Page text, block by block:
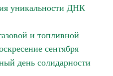
уникальности ДНК
и топливной
сентября
день солидарности